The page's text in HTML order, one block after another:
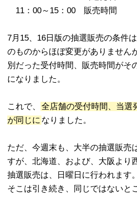
11：00～15：00 販売時間
7月15、16日版の抽選販売の条件
のものからほぼ変更がありません
別だった受付時間、販売時間がそ
になりました。
これで、
全店舗の受付時間、当選
が同じに なりました。
ただ、今週末も、大半の抽選販売
すが、北海道、および、大阪より
抽選販売は、日曜日に行われます。
そこは引き続き、同じではないと